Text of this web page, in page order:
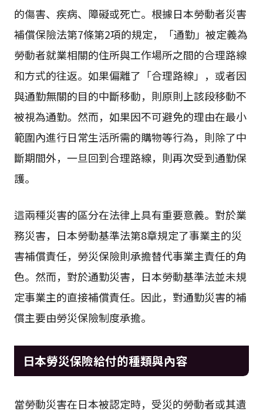
的傷害、疾病、障礙或死亡。根據日本勞動者災害
補償保險法第7條第2項的規定，「通勤」被定義為
勞動者就業相關的住所與工作場所之間的合理路線
和方式的往返。如果偏離了「合理路線」，或者因
與通勤無關的目的中斷移動，則原則上該段移動不
被視為通勤。然而，如果因不可避免的理由在最小
範圍內進行日常生活所需的購物等行為，則除了中
斷期間外，一旦回到合理路線，則再次受到通勤保
護。
這兩種災害的區分在法律上具有重要意義。對於業
務災害，日本勞動基準法第8章規定了事業主的災
害補償責任，勞災保險則承擔替代事業主責任的角
色。然而，對於通勤災害，日本勞動基準法並未規
定事業主的直接補償責任。因此，對通勤災害的補
償主要由勞災保險制度承擔。
日本勞災保險給付的種類與內容
當勞動災害在日本被認定時，受災的勞動者或其遺